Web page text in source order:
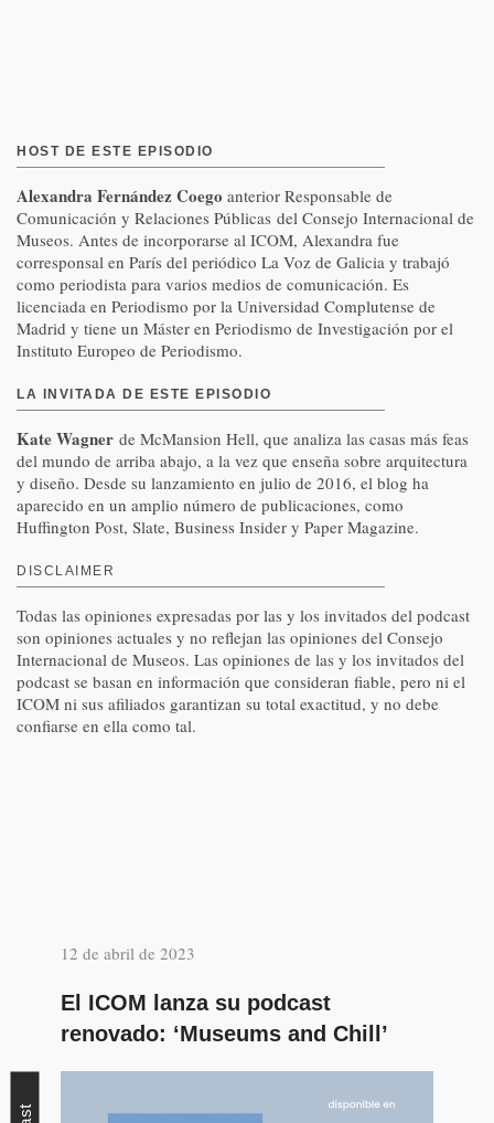
HOST DE ESTE EPISODIO
Alexandra Fernández Coego anterior Responsable de
Comunicación y Relaciones Públicas del Consejo Internacional de
Museos. Antes de incorporarse al ICOM, Alexandra fue
corresponsal en París del periódico La Voz de Galicia y trabajó
como periodista para varios medios de comunicación. Es
licenciada en Periodismo por la Universidad Complutense de
Madrid y tiene un Máster en Periodismo de Investigación por el
Instituto Europeo de Periodismo.
LA INVITADA DE ESTE EPISODIO
Kate Wagner de McMansion Hell, que analiza las casas más feas
del mundo de arriba abajo, a la vez que enseña sobre arquitectura
y diseño. Desde su lanzamiento en julio de 2016, el blog ha
aparecido en un amplio número de publicaciones, como
Huffington Post, Slate, Business Insider y Paper Magazine.
DISCLAIMER
Todas las opiniones expresadas por las y los invitados del podcast
son opiniones actuales y no reflejan las opiniones del Consejo
Internacional de Museos. Las opiniones de las y los invitados del
podcast se basan en información que consideran fiable, pero ni el
ICOM ni sus afiliados garantizan su total exactitud, y no debe
confiarse en ella como tal.
12 de abril de 2023
El ICOM lanza su podcast
renovado: ‘Museums and Chill’